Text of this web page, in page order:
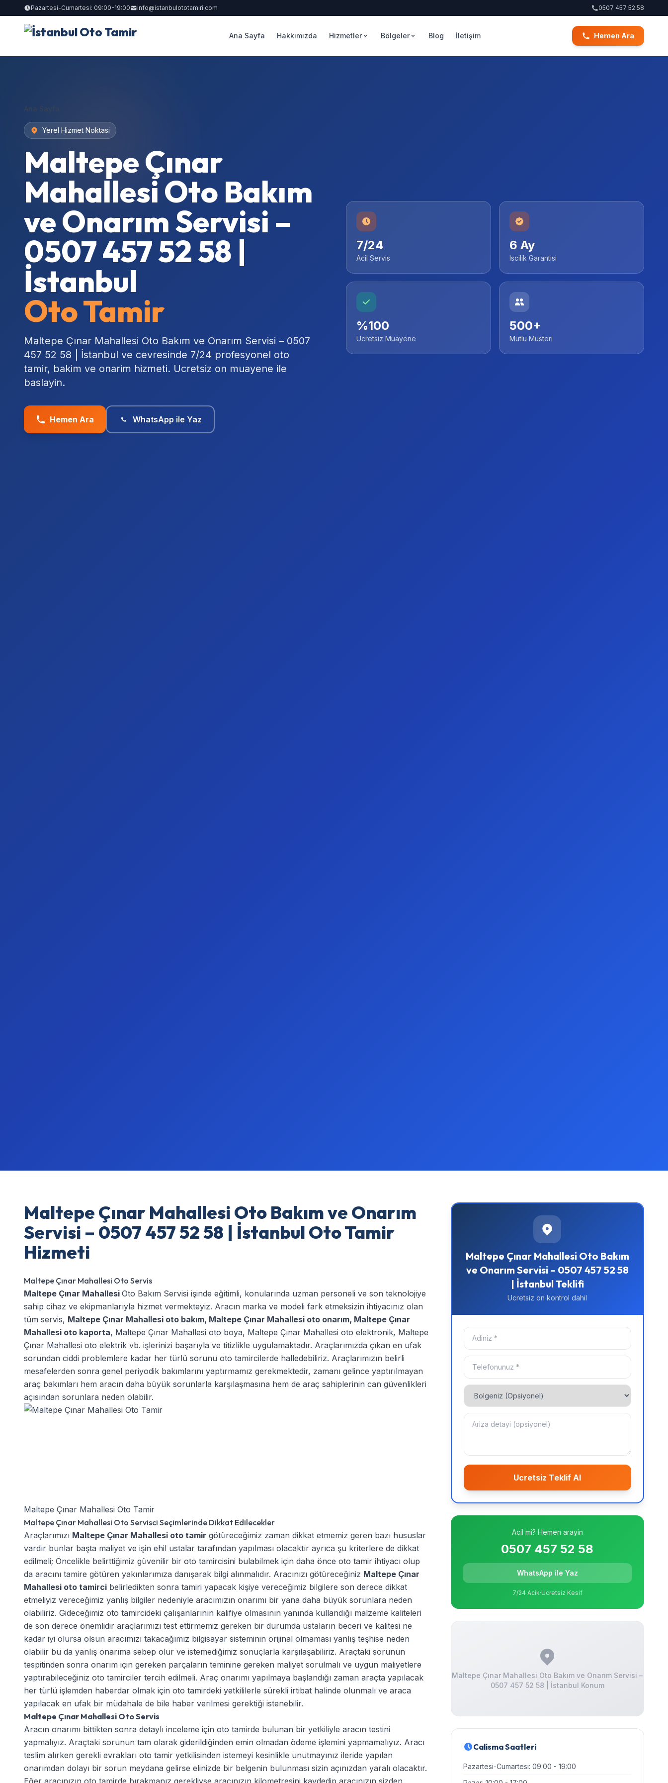
Pazartesi-Cumartesi: 09:00-19:00 info@istanbulototamiri.com 0507 457 52 58
Ana Sayfa Hakkımızda Hizmetler Bölgeler Blog İletişim Hemen Ara
Ana Sayfa
Yerel Hizmet Noktasi
Maltepe Çınar
Mahallesi Oto Bakım
ve Onarım Servisi –
0507 457 52 58 |
İstanbul
Oto Tamir
Maltepe Çınar Mahallesi Oto Bakım ve Onarım Servisi – 0507
457 52 58 | İstanbul ve cevresinde 7/24 profesyonel oto
tamir, bakim ve onarim hizmeti. Ucretsiz on muayene ile
baslayin.
Hemen Ara WhatsApp ile Yaz
7/24
Acil Servis
6 Ay
Iscilik Garantisi
%100
Ucretsiz Muayene
500+
Mutlu Musteri
Maltepe Çınar Mahallesi Oto Bakım ve Onarım
Servisi – 0507 457 52 58 | İstanbul Oto Tamir
Hizmeti
Maltepe Çınar Mahallesi Oto Servis
Maltepe Çınar Mahallesi Oto Bakım Servisi işinde eğitimli, konularında uzman personeli ve son teknolojiye
sahip cihaz ve ekipmanlarıyla hizmet vermekteyiz. Aracın marka ve modeli fark etmeksizin ihtiyacınız olan
tüm servis, Maltepe Çınar Mahallesi oto bakım, Maltepe Çınar Mahallesi oto onarım, Maltepe Çınar
Mahallesi oto kaporta, Maltepe Çınar Mahallesi oto boya, Maltepe Çınar Mahallesi oto elektronik, Maltepe
Çınar Mahallesi oto elektrik vb. işlerinizi başarıyla ve titizlikle uygulamaktadır. Araçlarımızda çıkan en ufak
sorundan ciddi problemlere kadar her türlü sorunu oto tamircilerde halledebiliriz. Araçlarımızın belirli
mesafelerden sonra genel periyodik bakımlarını yaptırmamız gerekmektedir, zamanı gelince yaptırılmayan
araç bakımları hem aracın daha büyük sorunlarla karşılaşmasına hem de araç sahiplerinin can güvenlikleri
açısından sorunlara neden olabilir.
Maltepe Çınar Mahallesi Oto Tamir
Maltepe Çınar Mahallesi Oto Servisci Seçimlerinde Dikkat Edilecekler
Araçlarımızı Maltepe Çınar Mahallesi oto tamir götüreceğimiz zaman dikkat etmemiz geren bazı hususlar
vardır bunlar başta maliyet ve işin ehil ustalar tarafından yapılması olacaktır ayrıca şu kriterlere de dikkat
edilmeli; Öncelikle belirttiğimiz güvenilir bir oto tamircisini bulabilmek için daha önce oto tamir ihtiyacı olup
da aracını tamire götüren yakınlarımıza danışarak bilgi alınmalıdır. Aracınızı götüreceğiniz Maltepe Çınar
Mahallesi oto tamirci belirledikten sonra tamiri yapacak kişiye vereceğimiz bilgilere son derece dikkat
etmeliyiz vereceğimiz yanlış bilgiler nedeniyle aracımızın onarımı bir yana daha büyük sorunlara neden
olabiliriz. Gideceğimiz oto tamircideki çalışanlarının kalifiye olmasının yanında kullandığı malzeme kaliteleri
de son derece önemlidir araçlarımızı test ettirmemiz gereken bir durumda ustaların beceri ve kalitesi ne
kadar iyi olursa olsun aracımızı takacağımız bilgisayar sisteminin orijinal olmaması yanlış teşhise neden
olabilir bu da yanlış onarıma sebep olur ve istemediğimiz sonuçlarla karşılaşabiliriz. Araçtaki sorunun
tespitinden sonra onarım için gereken parçaların teminine gereken maliyet sorulmalı ve uygun maliyetlere
yaptırabileceğiniz oto tamirciler tercih edilmeli. Araç onarımı yapılmaya başlandığı zaman araçta yapılacak
her türlü işlemden haberdar olmak için oto tamirdeki yetkililerle sürekli irtibat halinde olunmalı ve araca
yapılacak en ufak bir müdahale de bile haber verilmesi gerektiği istenebilir.
Maltepe Çınar Mahallesi Oto Servis
Aracın onarımı bittikten sonra detaylı inceleme için oto tamirde bulunan bir yetkiliyle aracın testini
yapmalıyız. Araçtaki sorunun tam olarak giderildiğinden emin olmadan ödeme işlemini yapmamalıyız. Aracı
teslim alırken gerekli evrakları oto tamir yetkilisinden istemeyi kesinlikle unutmayınız ileride yapılan
onarımdan dolayı bir sorun meydana gelirse elinizde bir belgenin bulunması sizin açınızdan yaralı olacaktır.
Eğer aracınızın oto tamirde bırakmanız gerekliyse aracınızın kilometresini kaydedip aracınızın sizden
Maltepe Çınar Mahallesi Oto Bakım
ve Onarım Servisi – 0507 457 52 58
| İstanbul Teklifi
Ucretsiz on kontrol dahil
Ucretsiz Teklif Al
Acil mi? Hemen arayin
0507 457 52 58
WhatsApp ile Yaz
7/24 Acik·Ucretsiz Kesif
Maltepe Çınar Mahallesi Oto Bakım ve Onarım Servisi –
0507 457 52 58 | İstanbul Konum
Calisma Saatleri
Pazartesi-Cumartesi: 09:00 - 19:00